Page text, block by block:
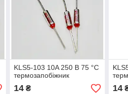
KLS5-103 10A 250 В 75 °C
термозапобіжник
14₴ 14